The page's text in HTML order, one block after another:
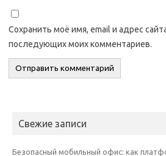
Сохранить моё имя, email и адрес
последующих моих комментариев.
Свежие записи
Безопасный мобильный офис: как